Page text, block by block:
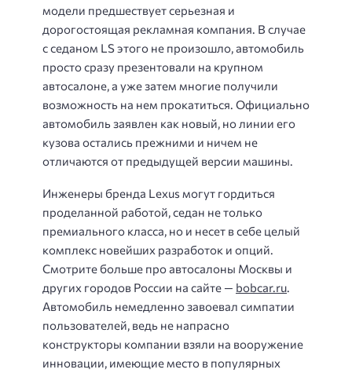
модели предшествует серьезная и
дорогостоящая рекламная компания. В случае
с седаном LS этого не произошло, автомобиль
просто сразу презентовали на крупном
автосалоне, а уже затем многие получили
возможность на нем прокатиться. Официально
автомобиль заявлен как новый, но линии его
кузова остались прежними и ничем не
отличаются от предыдущей версии машины.
Инженеры бренда Lexus могут гордиться
проделанной работой, седан не только
премиального класса, но и несет в себе целый
комплекс новейших разработок и опций.
Смотрите больше про автосалоны Москвы и
других городов России на сайте — bobcar.ru.
Автомобиль немедленно завоевал симпатии
пользователей, ведь не напрасно
конструкторы компании взяли на вооружение
инновации, имеющие место в популярных